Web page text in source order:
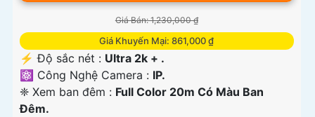
Giá Bán: 1,230,000 ₫
Giá Khuyến Mại: 861,000 ₫
️⚡ Độ sắc nét : Ultra 2k + .
⚛️ Công Nghệ Camera : IP.
❈ Xem ban đêm : Full Color 20m Có Màu Ban
Ðêm.